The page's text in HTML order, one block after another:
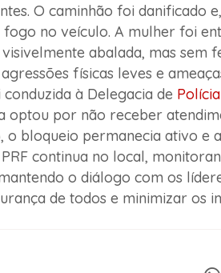
O caminhão foi danificado
no veículo. A mulher foi
visivelmente abalada, mas sem
físicas leves e
à Delegacia de
optou por não receber
o bloqueio permanecia ativo e
continua no local,
o diálogo com os
de todos e minimizar os